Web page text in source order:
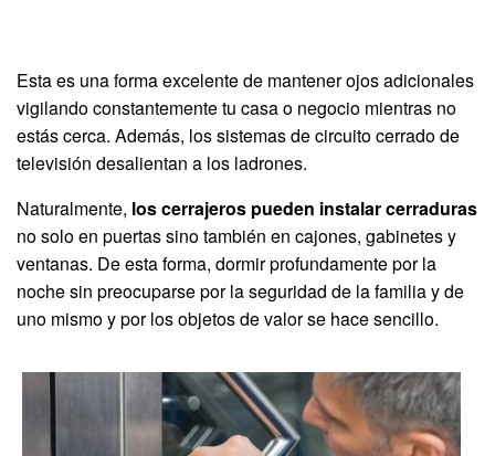
Esta es una forma excelente de mantener ojos adicionales
vigilando constantemente tu casa o negocio mientras no
estás cerca. Además, los sistemas de circuito cerrado de
televisión desalientan a los ladrones.
Naturalmente, los cerrajeros pueden instalar cerraduras
no solo en puertas sino también en cajones, gabinetes y
ventanas. De esta forma, dormir profundamente por la
noche sin preocuparse por la seguridad de la familia y de
uno mismo y por los objetos de valor se hace sencillo.